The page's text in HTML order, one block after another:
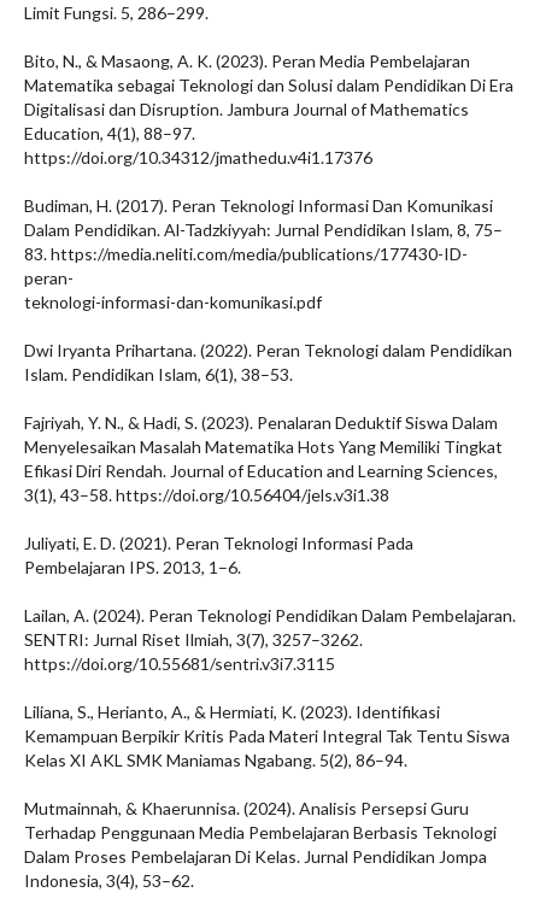
Limit Fungsi. 5, 286–299.
Bito, N., & Masaong, A. K. (2023). Peran Media Pembelajaran
Matematika sebagai Teknologi dan Solusi dalam Pendidikan Di Era
Digitalisasi dan Disruption. Jambura Journal of Mathematics
Education, 4(1), 88–97.
https://doi.org/10.34312/jmathedu.v4i1.17376
Budiman, H. (2017). Peran Teknologi Informasi Dan Komunikasi
Dalam Pendidikan. Al-Tadzkiyyah: Jurnal Pendidikan Islam, 8, 75–
83. https://media.neliti.com/media/publications/177430-ID-
peran-
teknologi-informasi-dan-komunikasi.pdf
Dwi Iryanta Prihartana. (2022). Peran Teknologi dalam Pendidikan
Islam. Pendidikan Islam, 6(1), 38–53.
Fajriyah, Y. N., & Hadi, S. (2023). Penalaran Deduktif Siswa Dalam
Menyelesaikan Masalah Matematika Hots Yang Memiliki Tingkat
Efikasi Diri Rendah. Journal of Education and Learning Sciences,
3(1), 43–58. https://doi.org/10.56404/jels.v3i1.38
Juliyati, E. D. (2021). Peran Teknologi Informasi Pada
Pembelajaran IPS. 2013, 1–6.
Lailan, A. (2024). Peran Teknologi Pendidikan Dalam Pembelajaran.
SENTRI: Jurnal Riset Ilmiah, 3(7), 3257–3262.
https://doi.org/10.55681/sentri.v3i7.3115
Liliana, S., Herianto, A., & Hermiati, K. (2023). Identifikasi
Kemampuan Berpikir Kritis Pada Materi Integral Tak Tentu Siswa
Kelas XI AKL SMK Maniamas Ngabang. 5(2), 86–94.
Mutmainnah, & Khaerunnisa. (2024). Analisis Persepsi Guru
Terhadap Penggunaan Media Pembelajaran Berbasis Teknologi
Dalam Proses Pembelajaran Di Kelas. Jurnal Pendidikan Jompa
Indonesia, 3(4), 53–62.